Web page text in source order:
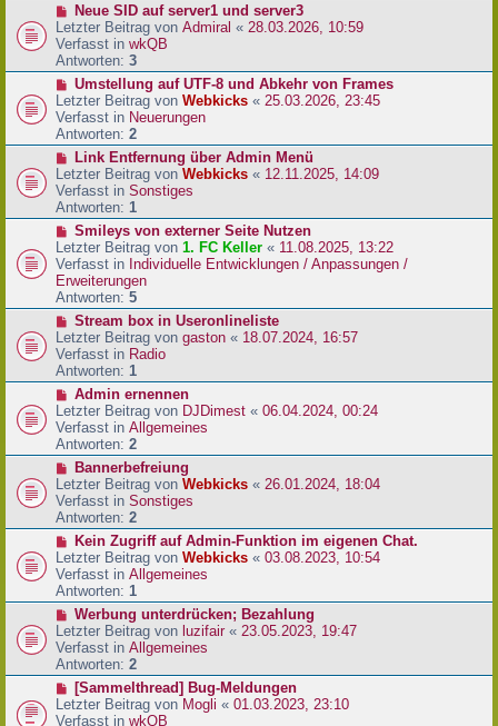
N
e
u
e
r
B
e
i
t
a
g
Neue SID auf server1 und server3
Letzter Beitrag von Admiral « 28.03.2026, 10:59
Verfasst in wkQB
Antworten: 3
N
e
u
e
r
B
e
i
t
a
g
Umstellung auf UTF-8 und Abkehr von Frames
Letzter Beitrag von Webkicks « 25.03.2026, 23:45
Verfasst in Neuerungen
Antworten: 2
N
e
u
e
r
B
e
i
t
r
a
g
Link Entfernung über Admin Menü
Letzter Beitrag von Webkicks « 12.11.2025, 14:09
Verfasst in Sonstiges
Antworten: 1
N
e
u
e
r
B
e
i
t
r
a
g
Smileys von externer Seite Nutzen
Letzter Beitrag von 1. FC Keller « 11.08.2025, 13:22
Verfasst in Individuelle Entwicklungen / Anpassungen /
Erweiterungen
Antworten: 5
N
e
u
e
r
B
e
i
t
a
g
Stream box in Useronlineliste
Letzter Beitrag von gaston « 18.07.2024, 16:57
Verfasst in Radio
Antworten: 1
N
e
u
e
r
B
e
i
t
a
g
Admin ernennen
Letzter Beitrag von DJDimest « 06.04.2024, 00:24
Verfasst in Allgemeines
Antworten: 2
N
e
u
e
r
B
e
i
t
a
g
Bannerbefreiung
Letzter Beitrag von Webkicks « 26.01.2024, 18:04
Verfasst in Sonstiges
Antworten: 2
N
e
u
e
r
B
e
i
t
a
Kein Zugriff auf Admin-Funktion im eigenen Chat.
Letzter Beitrag von Webkicks « 03.08.2023, 10:54
Verfasst in Allgemeines
Antworten: 1
N
e
u
e
r
B
e
Werbung unterdrücken; Bezahlung
Letzter Beitrag von luzifair « 23.05.2023, 19:47
Verfasst in Allgemeines
Antworten: 2
N
e
u
[Sammelthread] Bug-Meldungen
Letzter Beitrag von Mogli « 01.03.2023, 23:10
Verfasst in wkQB